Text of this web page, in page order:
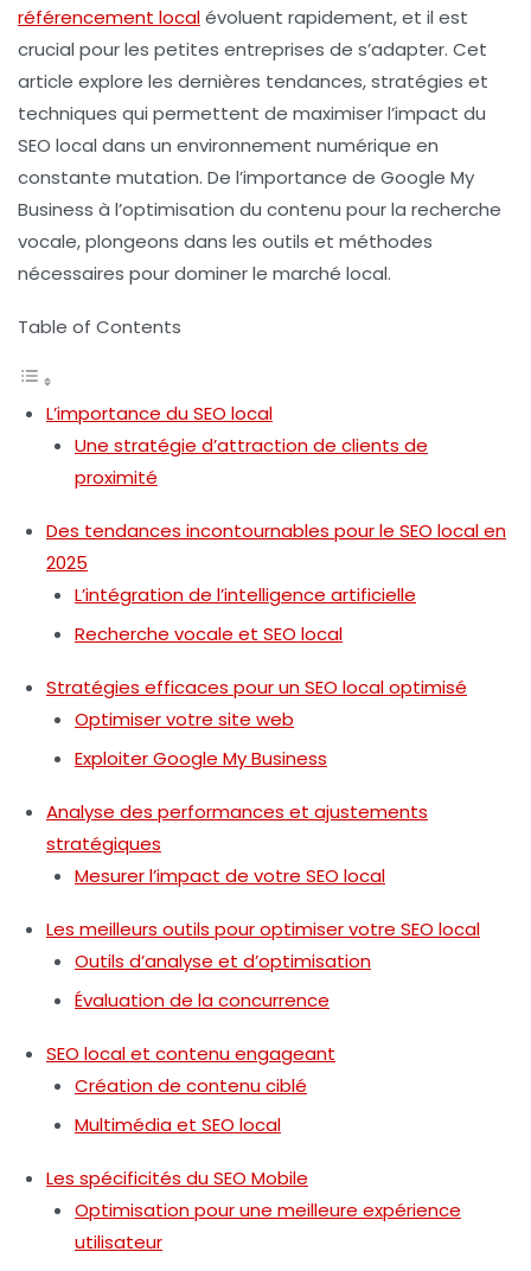
référencement localévoluent rapidement, et il est
crucial pour les petites entreprises de s’adapter. Cet
article explore les dernières tendances, stratégies et
techniques qui permettent de maximiser l’impact du
SEO local dans un environnement numérique en
constante mutation. De l’importance de Google My
Business à l’optimisation du contenu pour la recherche
vocale, plongeons dans les outils et méthodes
nécessaires pour dominer le marché local.
Table of Contents
L’importance du SEO local
Une stratégie d’attraction de clients de
proximité
Des tendances incontournables pour le SEO local en
2025
L’intégration de l’intelligence artificielle
Recherche vocale et SEO local
Stratégies efficaces pour un SEO local optimisé
Optimiser votre site web
Exploiter Google My Business
Analyse des performances et ajustements
stratégiques
Mesurer l’impact de votre SEO local
Les meilleurs outils pour optimiser votre SEO local
Outils d’analyse et d’optimisation
Évaluation de la concurrence
SEO local et contenu engageant
Création de contenu ciblé
Multimédia et SEO local
Les spécificités du SEO Mobile
Optimisation pour une meilleure expérience
utilisateur